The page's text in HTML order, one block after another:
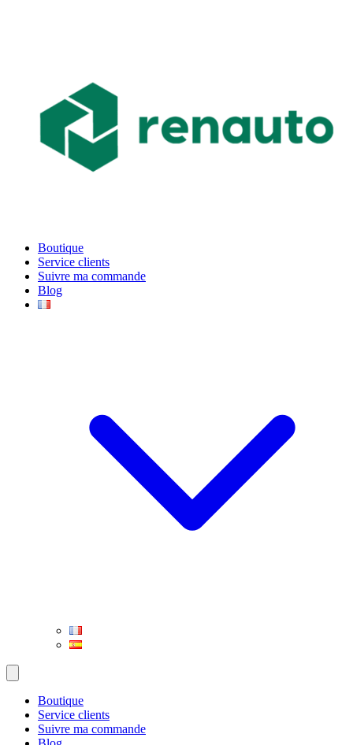
Boutique
Service clients
Suivre ma commande
Blog
Boutique
Service clients
Suivre ma commande